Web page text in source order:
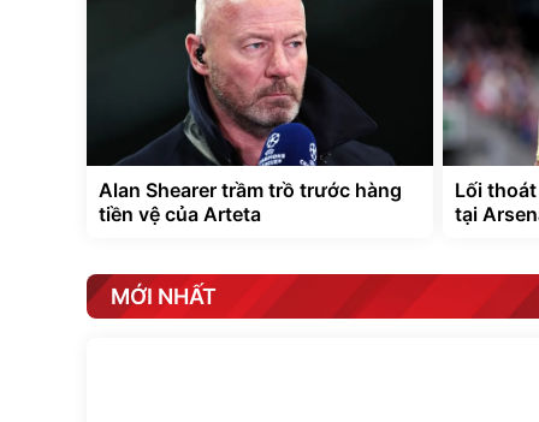
Alan Shearer trầm trồ trước hàng
tiền vệ của Arteta
Lối
tại
MỚI NHẤT